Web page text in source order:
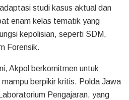
studi kasus aktual dan
enam kelas tematik yang
kepolisian, seperti SDM,
Forensik.
Akpol berkomitmen untuk
berpikir kritis. Polda Jawa
Pengajaran, yang